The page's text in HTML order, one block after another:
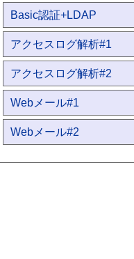
Basic認証+LDAP
アクセスログ解析#1
アクセスログ解析#2
Webメール#1
Webメール#2